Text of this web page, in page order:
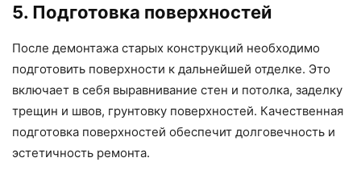
5. Подготовка поверхностей
После демонтажа старых конструкций необходимо
подготовить поверхности к дальнейшей отделке. Это
включает в себя выравнивание стен и потолка, заделку
трещин и швов, грунтовку поверхностей. Качественная
подготовка поверхностей обеспечит долговечность и
эстетичность ремонта.